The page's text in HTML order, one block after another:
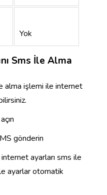
Yok
Sms İle Alma
alma işlemi ile internet
gönderin
ayarları sms ile
ayarlar otomatik